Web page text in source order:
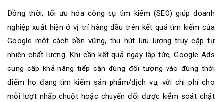
Đồng thời, tối ưu hóa công cụ tìm kiếm (SEO) giúp doanh
nghiệp xuất hiện ở vị trí hàng đầu trên kết quả tìm kiếm của
Google một cách bền vững, thu hút lưu lượng truy cập tự
nhiên chất lượng. Khi cần kết quả ngay lập tức, Google Ads
cung cấp khả năng tiếp cận đúng đối tượng vào đúng thời
điểm họ đang tìm kiếm sản phẩm/dịch vụ, với chi phí cho
mỗi lượt nhấp chuột hoặc chuyển đổi được kiểm soát chặt